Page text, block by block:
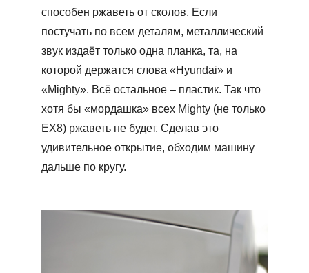
способен ржаветь от сколов. Если
постучать по всем деталям, металлический
звук издаёт только одна планка, та, на
которой держатся слова «Hyundai» и
«Mighty». Всё остальное – пластик. Так что
хотя бы «мордашка» всех Mighty (не только
ЕХ8) ржаветь не будет. Сделав это
удивительное открытие, обходим машину
дальше по кругу.